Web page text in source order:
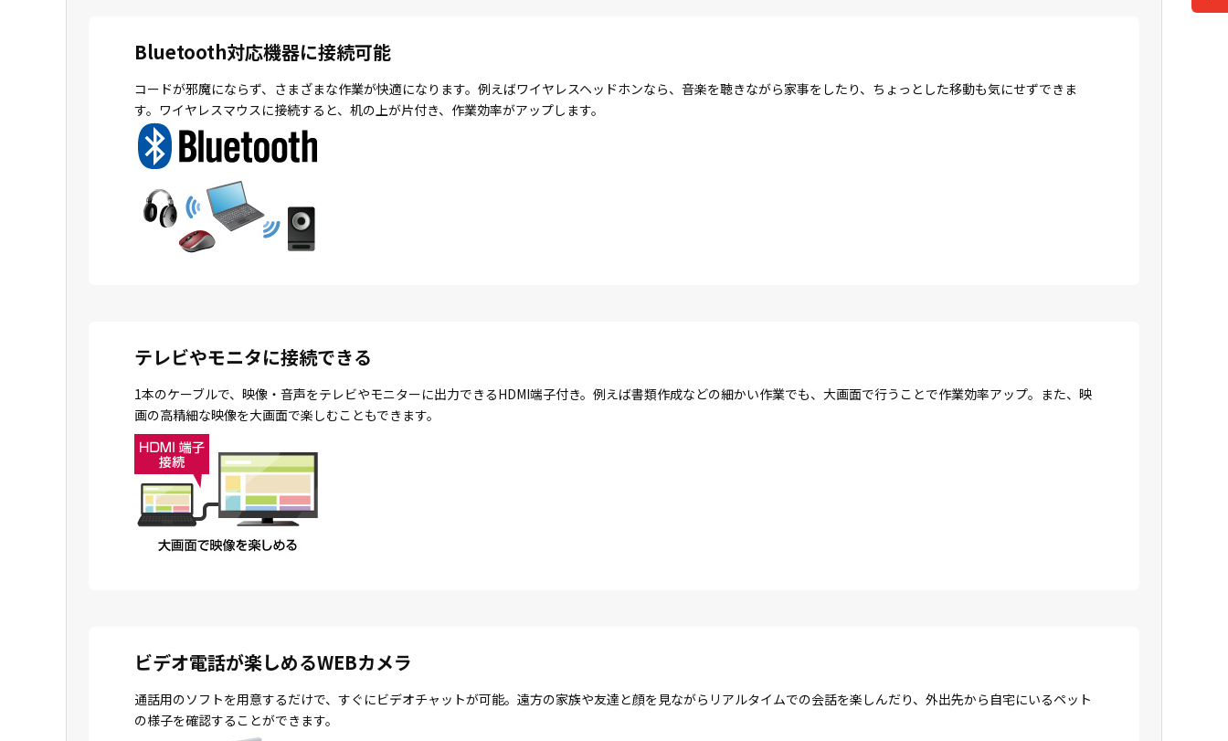
Bluetooth対応機器に接続可能
コードが邪魔にならず、さまざまな作業が快適になります。例えばワイヤレスヘッドホンなら、音楽を聴きながら家事をしたり、ちょっとした移動も気にせずできま
す。ワイヤレスマウスに接続すると、机の上が片付き、作業効率がアップします。
テレビやモニタに接続できる
1本のケーブルで、映像・音声をテレビやモニターに出力できるHDMI端子付き。例えば書類作成などの細かい作業でも、大画面で行うことで作業効率アップ。また、映
画の高精細な映像を大画面で楽しむこともできます。
ビデオ電話が楽しめるWEBカメラ
通話用のソフトを用意するだけで、すぐにビデオチャットが可能。遠方の家族や友達と顔を見ながらリアルタイムでの会話を楽しんだり、外出先から自宅にいるペット
の様子を確認することができます。